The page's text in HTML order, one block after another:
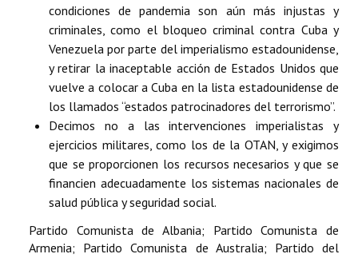
condiciones de pandemia son aún más injustas y
criminales, como el bloqueo criminal contra Cuba y
Venezuela por parte del imperialismo estadounidense,
y retirar la inaceptable acción de Estados Unidos que
vuelve a colocar a Cuba en la lista estadounidense de
los llamados “estados patrocinadores del terrorismo”.
Decimos no a las intervenciones imperialistas y
ejercicios militares, como los de la OTAN, y exigimos
que se proporcionen los recursos necesarios y que se
financien adecuadamente los sistemas nacionales de
salud pública y seguridad social.
Partido Comunista de Albania; Partido Comunista de
Armenia; Partido Comunista de Australia; Partido del